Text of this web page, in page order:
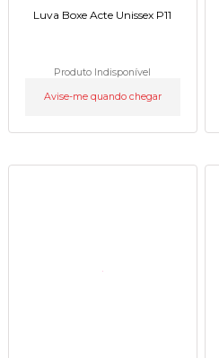
Luva Boxe Acte Unissex P11
Produto Indisponível
Avise-me quando chegar